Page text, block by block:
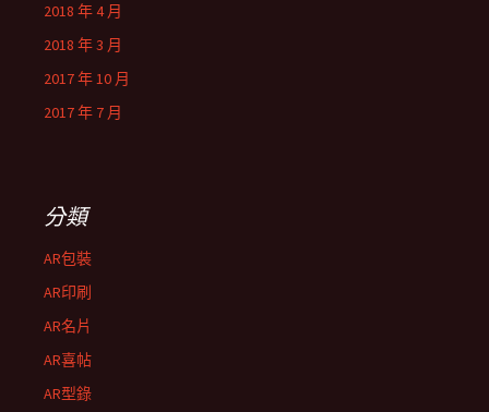
2018 年 4 月
2018 年 3 月
2017 年 10 月
2017 年 7 月
分類
AR包裝
AR印刷
AR名片
AR喜帖
AR型錄